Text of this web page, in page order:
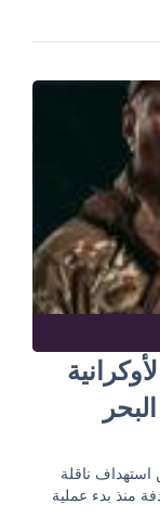
استهداف ناقلة
منذ بدء عملية